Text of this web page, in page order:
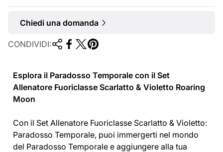
Chiedi una domanda
CONDIVIDI:
Esplora il Paradosso Temporale con il Set
Allenatore Fuoriclasse Scarlatto & Violetto Roaring
Moon
Con il Set Allenatore Fuoriclasse Scarlatto & Violetto:
Paradosso Temporale, puoi immergerti nel mondo
del Paradosso Temporale e aggiungere alla tua